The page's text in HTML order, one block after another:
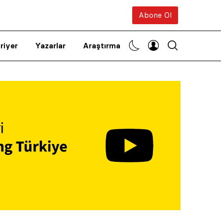
Abone Ol
Yazarlar Araştırma